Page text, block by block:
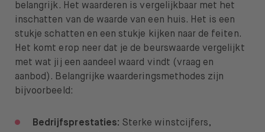
belangrijk. Het waarderen is vergelijkbaar met het
inschatten van de waarde van een huis. Het is een
stukje schatten en een stukje kijken naar de feiten.
Het komt erop neer dat je de beurswaarde vergelijkt
met wat jij een aandeel waard vindt (vraag en
aanbod). Belangrijke waarderingsmethodes zijn
bijvoorbeeld:
Bedrijfsprestaties: Sterke winstcijfers,